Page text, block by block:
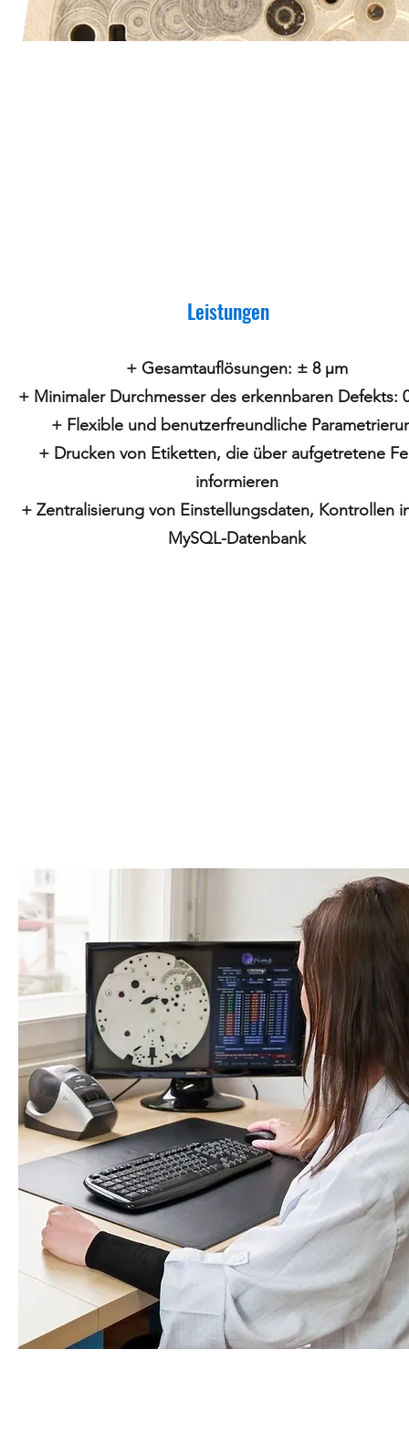
Leistungen
+ Gesamtauflösungen: ± 8 μm
+ Minimaler Durchmesser des erkennbaren Defekts:
+ Flexible und benutzerfreundliche
+ Drucken von Etiketten, die über aufgetretene
informieren
+ Zentralisierung von Einstellungsdaten, Kontrollen
MySQL-Datenbank